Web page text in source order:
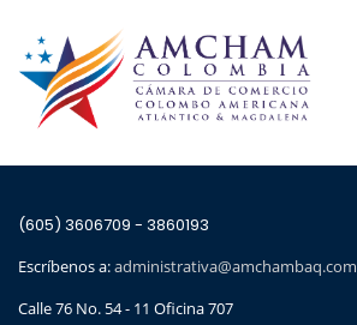
(605) 3606709 - 3860193
Escríbenos a:administrativa@amchambaq.com
Calle 76 No. 54 - 11 Oficina 707